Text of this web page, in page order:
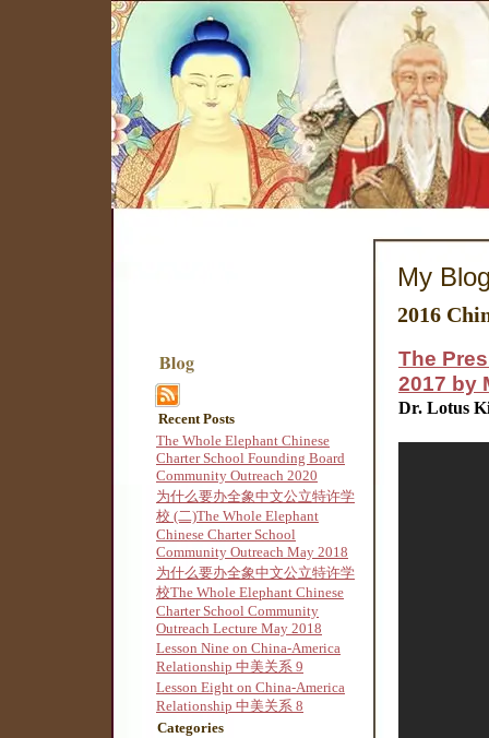
Recent Posts
The Whole Elephant Chinese
Charter School Founding Board
Community Outreach 2020
为什么要办全象中文公立特许学
校 (二)The Whole Elephant
Chinese Charter School
Community Outreach May 2018
为什么要办全象中文公立特许学
校The Whole Elephant Chinese
Charter School Community
Outreach Lecture May 2018
Lesson Nine on China-America
Relationship 中美关系 9
Lesson Eight on China-America
Relationship 中美关系 8
Categories
My
2016
The
2017 by
Dr. Lotus